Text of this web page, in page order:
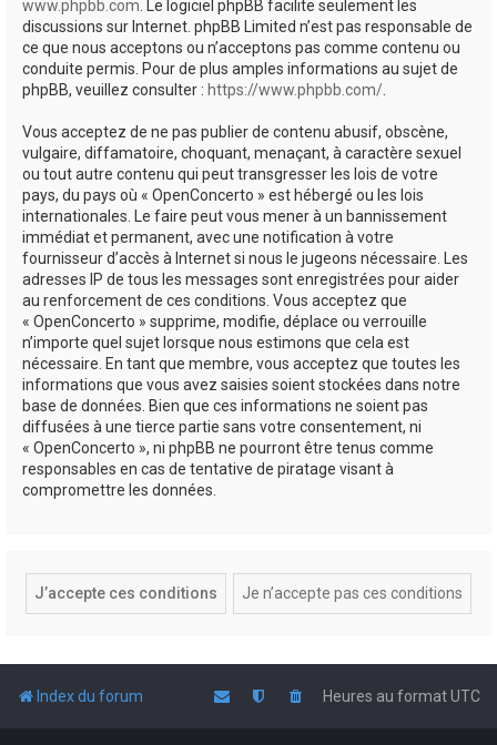
www.phpbb.com. Le logiciel phpBB facilite seulement les
discussions sur Internet. phpBB Limited n’est pas responsable de
ce que nous acceptons ou n’acceptons pas comme contenu ou
conduite permis. Pour de plus amples informations au sujet de
phpBB, veuillez consulter : https://www.phpbb.com/.
Vous acceptez de ne pas publier de contenu abusif, obscène,
vulgaire, diffamatoire, choquant, menaçant, à caractère sexuel
ou tout autre contenu qui peut transgresser les lois de votre
pays, du pays où « OpenConcerto » est hébergé ou les lois
internationales. Le faire peut vous mener à un bannissement
immédiat et permanent, avec une notification à votre
fournisseur d’accès à Internet si nous le jugeons nécessaire. Les
adresses IP de tous les messages sont enregistrées pour aider
au renforcement de ces conditions. Vous acceptez que
« OpenConcerto » supprime, modifie, déplace ou verrouille
n’importe quel sujet lorsque nous estimons que cela est
nécessaire. En tant que membre, vous acceptez que toutes les
informations que vous avez saisies soient stockées dans notre
base de données. Bien que ces informations ne soient pas
diffusées à une tierce partie sans votre consentement, ni
« OpenConcerto », ni phpBB ne pourront être tenus comme
responsables en cas de tentative de piratage visant à
compromettre les données.
Index du forum Heures au formatUTC